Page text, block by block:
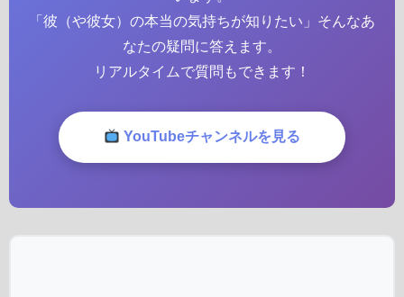
「彼（や彼女）の本当の気持ちが知りたい」そんなあ
なたの疑問に答えます。
リアルタイムで質問もできます！
YouTubeチャンネルを見る